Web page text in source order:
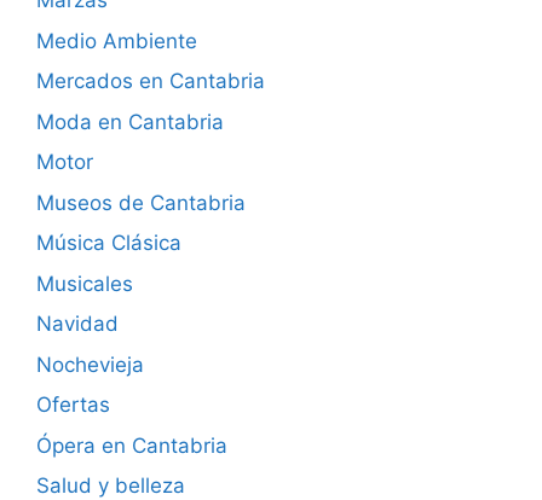
Medio Ambiente
Mercados en Cantabria
Moda en Cantabria
Motor
Museos de Cantabria
Música Clásica
Musicales
Navidad
Nochevieja
Ofertas
Ópera en Cantabria
Salud y belleza